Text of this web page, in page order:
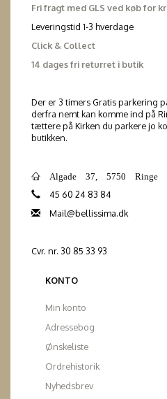
Fri fragt med GLS ved køb for
Leveringstid 1-3 hverdage
Click & Collect
14 dages fri returret i butik
Der er 3 timers Gratis parkering
derfra nemt kan komme ind på
tættere på Kirken du parkere jo
butikken.
Algade 37, 5750 Ringe
45 60 24 83 84
Mail@bellissima.dk
Cvr. nr. 30 85 33 93
KONTO
Min konto
Adressebog
Ønskeliste
Ordrehistorik
Nyhedsbrev